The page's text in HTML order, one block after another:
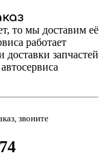
то мы доставим её
работает
доставки запчастей
звоните